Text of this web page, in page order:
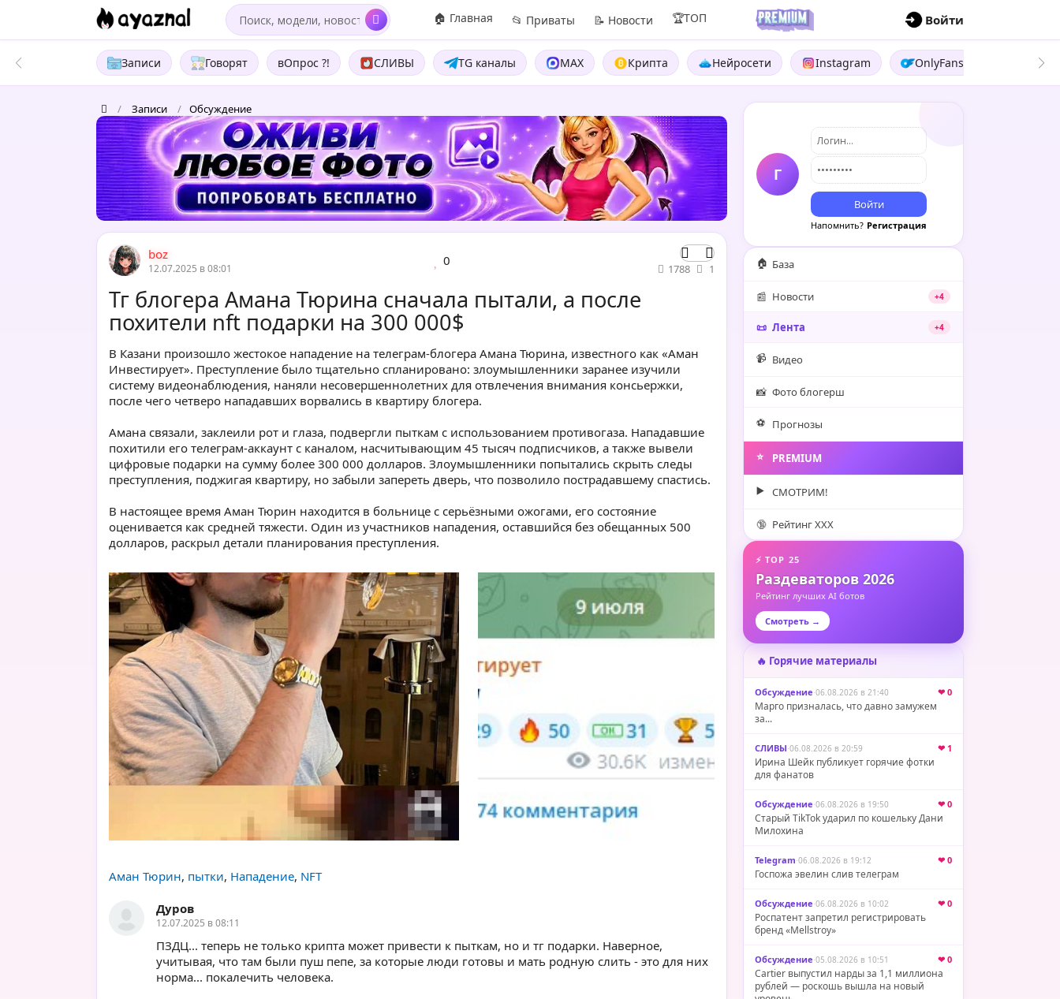
🏠 Главная 📂 Приваты 📝 Новости 🏆ТОП Войти
Записи Говорят вОпрос ?! СЛИВЫ TG каналы MAX Крипта Нейросети Instagram OnlyFans Boosty
/ Записи / Обсуждение
boz
12.07.2025 в 08:01 0
1788 1
Тг блогера Амана Тюрина сначала пытали, а после
похители nft подарки на 300 000$
В Казани произошло жестокое нападение на телеграм-блогера Амана Тюрина, известного как «Аман
Инвестирует». Преступление было тщательно спланировано: злоумышленники заранее изучили
систему видеонаблюдения, наняли несовершеннолетних для отвлечения внимания консьержки,
после чего четверо нападавших ворвались в квартиру блогера.
Амана связали, заклеили рот и глаза, подвергли пыткам с использованием противогаза. Нападавшие
похитили его телеграм-аккаунт с каналом, насчитывающим 45 тысяч подписчиков, а также вывели
цифровые подарки на сумму более 300 000 долларов. Злоумышленники попытались скрыть следы
преступления, поджигая квартиру, но забыли запереть дверь, что позволило пострадавшему спастись.
В настоящее время Аман Тюрин находится в больнице с серьёзными ожогами, его состояние
оценивается как средней тяжести. Один из участников нападения, оставшийся без обещанных 500
долларов, раскрыл детали планирования преступления.
Аман Тюрин, пытки, Нападение, NFT
Дуров
12.07.2025 в 08:11
ПЗДЦ... теперь не только крипта может привести к пыткам, но и тг подарки. Наверное,
учитывая, что там были пуш пепе, за которые люди готовы и мать родную слить - это для них
норма... покалечить человека.
Г
Войти
Напомнить? Регистрация
🏠 База
📰 Новости +4
📜 Лента +4
📹 Видео
📸 Фото блогерш
⚽️ Прогнозы
⭐️ PREMIUM
▶️ СМОТРИМ!
🔞 Рейтинг XXX
⚡ TOP 25
Раздеваторов 2026
Рейтинг лучших AI ботов
Смотреть →
🔥 Горячие материалы
Обсуждение·06.08.2026 в 21:40 ❤ 0
Марго призналась, что давно замужем
за...
СЛИВЫ·06.08.2026 в 20:59 ❤ 1
Ирина Шейк публикует горячие фотки
для фанатов
Обсуждение·06.08.2026 в 19:50 ❤ 0
Старый TikTok ударил по кошельку Дани
Милохина
Telegram·06.08.2026 в 19:12 ❤ 0
Госпожа эвелин слив телеграм
Обсуждение·06.08.2026 в 10:02 ❤ 0
Роспатент запретил регистрировать
бренд «Mellstroy»
Обсуждение·05.08.2026 в 10:51 ❤ 0
Cartier выпустил нарды за 1,1 миллиона
рублей — роскошь вышла на новый